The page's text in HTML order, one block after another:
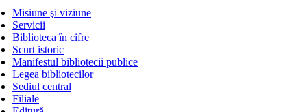
Misiune şi viziune
Servicii
Biblioteca în cifre
Scurt istoric
Manifestul bibliotecii publice
Legea bibliotecilor
Sediul central
Filiale